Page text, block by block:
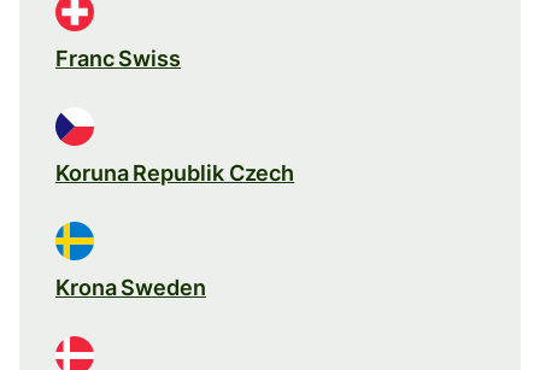
Franc Swiss
Koruna Republik Czech
Krona Sweden